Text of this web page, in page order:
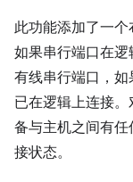
此功能添加了一个
如果串行端口在逻
有线串行端口，
已在逻辑上连接
备与主机之间有
接状态。